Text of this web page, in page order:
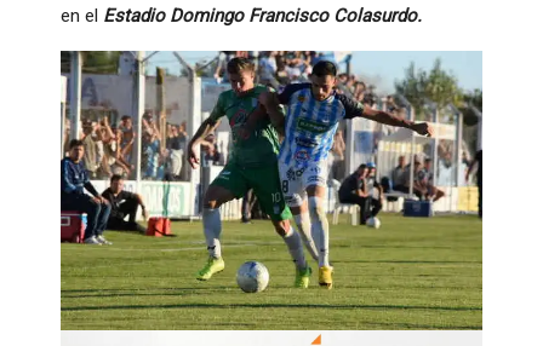
en el Estadio Domingo Francisco Colasurdo.